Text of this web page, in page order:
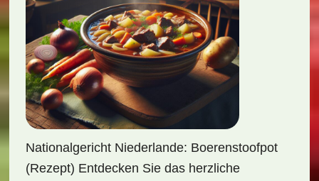
Nationalgericht Niederlande: Boerenstoofpot
(Rezept) Entdecken Sie das herzliche